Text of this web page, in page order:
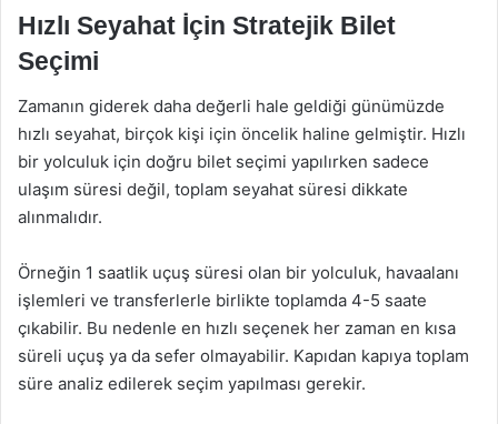
Hızlı Seyahat İçin Stratejik Bilet
Seçimi
Zamanın giderek daha değerli hale geldiği günümüzde
hızlı seyahat, birçok kişi için öncelik haline gelmiştir. Hızlı
bir yolculuk için doğru bilet seçimi yapılırken sadece
ulaşım süresi değil, toplam seyahat süresi dikkate
alınmalıdır.
Örneğin 1 saatlik uçuş süresi olan bir yolculuk, havaalanı
işlemleri ve transferlerle birlikte toplamda 4-5 saate
çıkabilir. Bu nedenle en hızlı seçenek her zaman en kısa
süreli uçuş ya da sefer olmayabilir. Kapıdan kapıya toplam
süre analiz edilerek seçim yapılması gerekir.